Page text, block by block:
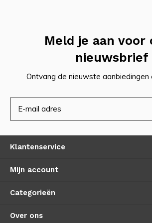
Meld je aan voor
nieuwsbrief
Ontvang de nieuwste aanbiedingen
Klantenservice
Mijn account
Categorieën
Over ons